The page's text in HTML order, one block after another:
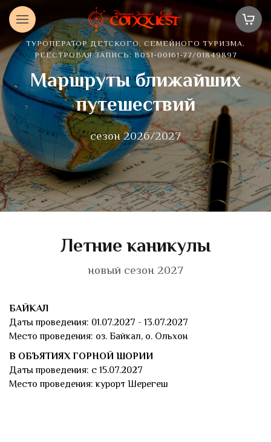
ТУРОПЕРАТОР ДЕТСКОГО, СЕМЕЙНОГО ТУРИЗМА.
РЕЕСТРОВАЯ ЗАПИСЬ: В031-00161-77/01849897
Маршруты ближайших
путешествий
сезон 2026/2027
Летние каникулы
новый сезон 2027
БАЙКАЛ
Даты проведения: 01.07.2027 - 13.07.2027
Место проведения: оз. Байкал, о. Ольхон
В ОБЪЯТИЯХ ГОРНОЙ ШОРИИ
Даты проведения: с 15.07.2027
Место проведения: курорт Шерегеш